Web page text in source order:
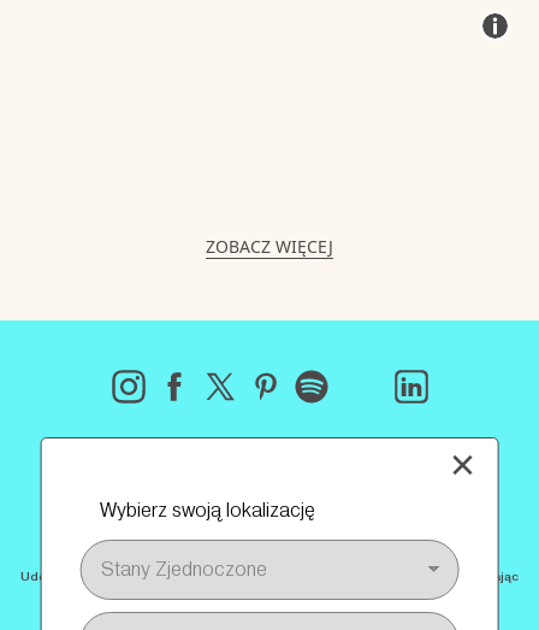
×
Wybierz swoją lokalizację
ZOBACZ WIĘCEJ
Udostępnij zdjęcie swojego produktu w mediach społecznościowych, oznaczając